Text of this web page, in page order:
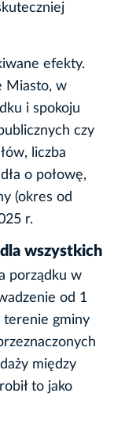
efekty.
Miasto, w
i spokoju
czy
liczba
o połowę,
(okres od
r.
wszystkich
porządku w
od 1
terenie gminy
między
to jako